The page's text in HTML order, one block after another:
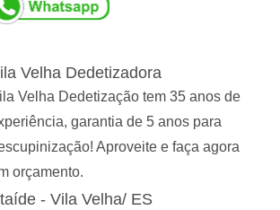
Velha Dedetizadora
Velha Dedetização tem 35 anos de
garantia de 5 anos para
Aproveite e faça agora
orçamento.
- Vila Velha/ ES